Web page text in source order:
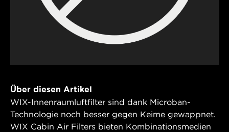
Über diesen Artikel
WIX-Innenraumluftfilter sind dank Microban-
Technologie noch besser gegen Keime gewappnet.
WIX Cabin Air Filters bieten Kombinationsmedien